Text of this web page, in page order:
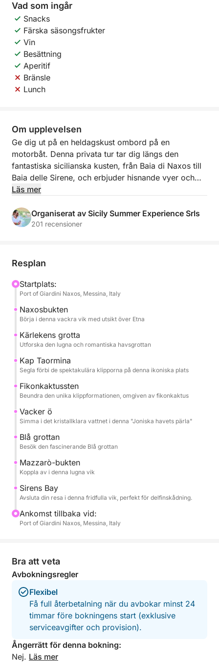
Vad som ingår
Snacks
Färska säsongsfrukter
Vin
Besättning
Aperitif
Bränsle
Lunch
Om upplevelsen
Ge dig ut på en heldagskust ombord på en
motorbåt. Denna privata tur tar dig längs den
fantastiska sicilianska kusten, från Baia di Naxos till
Baia delle Sirene, och erbjuder hisnande vyer och
dolda pärlor.
Slappna av och njut av havets skönhet medan du
upptäcker pittoreska platser som Grotta dell'Amore,
Under hela dagen kommer du att bjudas på
medan du lyssnar på dina favoritlåtar via båtens
ljudsystem. Den professionella kaptenen och
besättningen kommer att se till att resan blir smidig
och säker, så att du kan varva ner helt.
Turen inkluderar:
- Grotta dell'Amore
- Scoglio del Ficodindia
- Grotta Azzurra
- Baia di Mazzarò
- Baia delle Sirene
Optional Restaurant Stop – Upplev autentisk
siciliansk mat på en restaurang vid havet (ingår ej).
Ta gärna med egen mat ombord!
Läs mer
Organiserat av Sicily Summer Experience Srls
201 recensioner
Resplan
Startplats:
Port of Giardini Naxos, Messina, Italy
Naxosbukten
Börja i denna vackra vik med utsikt över Etna
Kärlekens grotta
Utforska den lugna och romantiska havsgrottan
Kap Taormina
Segla förbi de spektakulära klipporna på denna ikoniska plats
Fikonkaktussten
Beundra den unika klippformationen, omgiven av fikonkaktus
Vacker ö
Simma i det kristallklara vattnet i denna "Joniska havets pärla"
Blå grottan
Besök den fascinerande Blå grottan
Mazzarò-bukten
Koppla av i denna lugna vik
Sirens Bay
Avsluta din resa i denna fridfulla vik, perfekt för delfinskådning.
Ankomst tillbaka vid:
Port of Giardini Naxos, Messina, Italy
Bra att veta
Avbokningsregler
Flexibel
Få full återbetalning när du avbokar minst 24
timmar före bokningens start (exklusive
serviceavgifter och provision).
Ångerrätt för denna bokning:
Nej. Läs mer